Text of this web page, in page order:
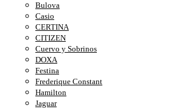
Bulova
Casio
CERTINA
CITIZEN
Cuervo y Sobrinos
DOXA
Festina
Frederique Constant
Hamilton
Jaguar